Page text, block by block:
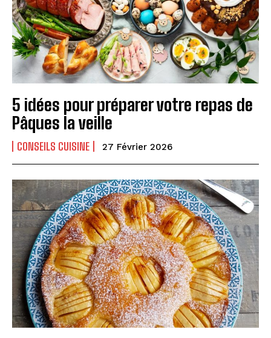
5 idées pour préparer votre repas de
Pâques la veille
CONSEILS CUISINE 27 Février 2026